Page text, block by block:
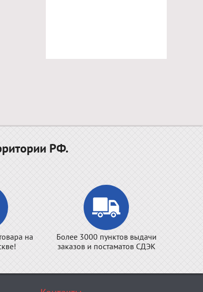
РФ.
на
Более 3000 пунктов выдачи
заказов и постаматов СДЭК